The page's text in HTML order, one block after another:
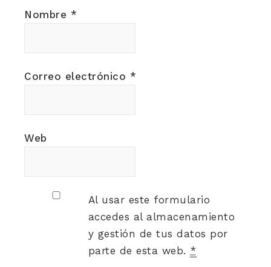
Nombre *
Correo electrónico *
Web
Al usar este formulario
accedes al almacenamiento
y gestión de tus datos por
parte de esta web. *